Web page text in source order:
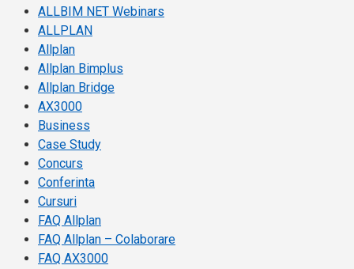
ALLBIM NET Webinars
ALLPLAN
Allplan
Allplan Bimplus
Allplan Bridge
AX3000
Business
Case Study
Concurs
Conferinta
Cursuri
FAQ Allplan
FAQ Allplan – Colaborare
FAQ AX3000